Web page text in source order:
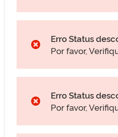
Erro Status
Por favor,
Erro Status
Por favor,